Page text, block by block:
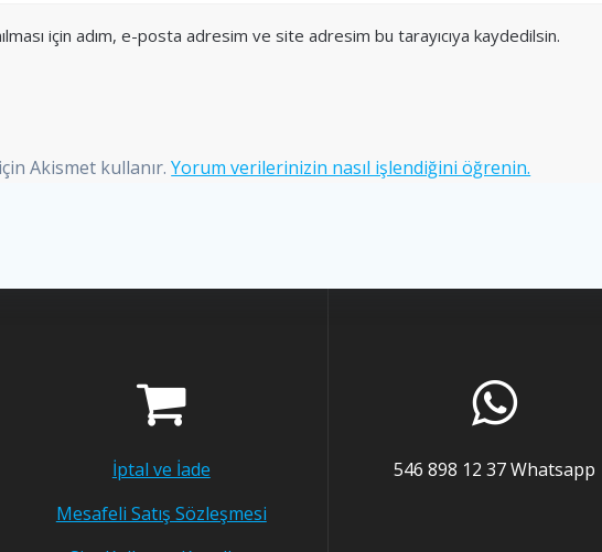
için adım, e-posta adresim ve site adresim bu tarayıcıya kaydedilsin.
Akismet kullanır.Yorum verilerinizin nasıl işlendiğini öğrenin.
İptal ve İade
Mesafeli Satış Sözleşmesi
546 898 12 37 Whatsapp